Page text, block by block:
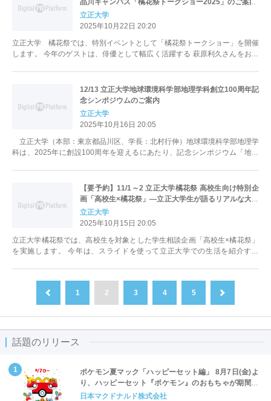
品川キャンパス「橘花祭トークショー2025」のご案内
立正大学
2025年10月22日 20:20
⽴正⼤学 橘花祭では、特別イベントとして「橘花祭トークショー」を開催
します。 今年のゲストは、俳優として幅広く活躍する 萩原利久さんをお招
12/13 ⽴正⼤学地球環境科学部地理学科創⽴100周年記
念シンポジウムのご案内
立正大学
2025年10月16日 20:05
⽴正⼤学（本部：東京都品川区、学長：北村行伸）地球環境科学部地理学
科は、2025年に創設100周年を迎えるにあたり、記念シンポジウム「地理
【要予約】11/1～2 立正大学橘花祭 高校生向け特別企
画「高校生×橘花祭」―立正大学生が語るリアルな大学
生活―
立正大学
2025年10月15日 20:05
立正大学橘花祭では、高校生を対象とした学生相談企画「高校生×橘花祭」
を実施します。 今年は、スライドを使って立正大学での生活を紹介する
1 2 3 4 5
話題のリリース
ポケモン夏マック「ハッピーセット編」 8月7日(金)よ
り、ハッピーセット『ポケモン』のおもちゃが期間限
定登場
日本マクドナルド株式会社